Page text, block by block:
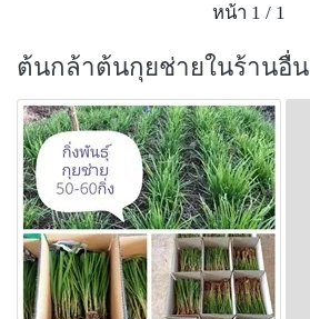
หน้า 1 / 1
ต้นกล้าต้นกุยช่ายในร้านอื่น